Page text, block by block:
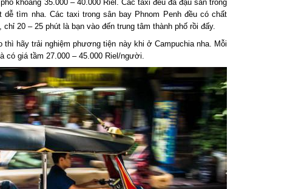
khoảng 35.000 – 40.000 Riel. Các taxi đều đã đậu sẵn trong
tìm nha. Các taxi trong sân bay Phnom Penh đều có chất
20 – 25 phút là bạn vào đến trung tâm thành phố rồi đấy.
hãy trải nghiệm phương tiện này khi ở Campuchia nha. Mỗi
giá tầm 27.000 – 45.000 Riel/người.